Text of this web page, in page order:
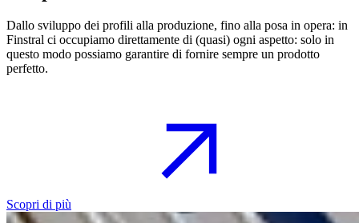
Dallo sviluppo dei profili alla produzione, fino alla posa in opera: in
Finstral ci occupiamo direttamente di (quasi) ogni aspetto: solo in
questo modo possiamo garantire di fornire sempre un prodotto
perfetto.
Scopri di più